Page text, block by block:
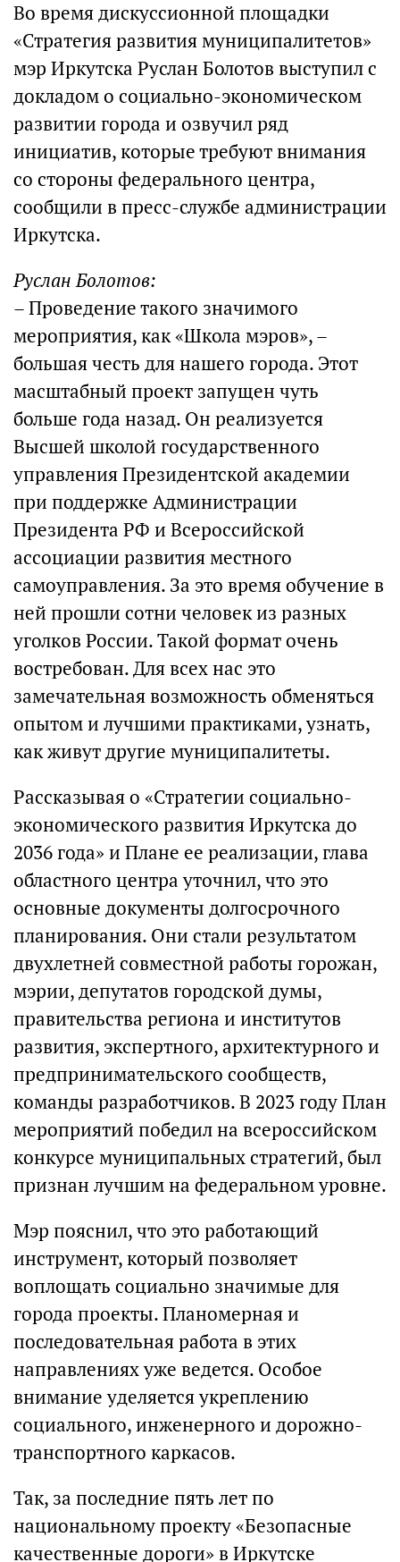
Во время дискуссионной площадки
«Стратегия развития муниципалитетов»
мэр Иркутска Руслан Болотов выступил с
докладом о социально-экономическом
развитии города и озвучил ряд
инициатив, которые требуют внимания
со стороны федерального центра,
сообщили в пресс-службе администрации
Иркутска.
Руслан Болотов:
– Проведение такого значимого
мероприятия, как «Школа мэров», –
большая честь для нашего города. Этот
масштабный проект запущен чуть
больше года назад. Он реализуется
Высшей школой государственного
управления Президентской академии
при поддержке Администрации
Президента РФ и Всероссийской
ассоциации развития местного
самоуправления. За это время обучение в
ней прошли сотни человек из разных
уголков России. Такой формат очень
востребован. Для всех нас это
замечательная возможность обменяться
опытом и лучшими практиками, узнать,
как живут другие муниципалитеты.
Рассказывая о «Стратегии социально-
экономического развития Иркутска до
2036 года» и Плане ее реализации, глава
областного центра уточнил, что это
основные документы долгосрочного
планирования. Они стали результатом
двухлетней совместной работы горожан,
мэрии, депутатов городской думы,
правительства региона и институтов
развития, экспертного, архитектурного и
предпринимательского сообществ,
команды разработчиков. В 2023 году План
мероприятий победил на всероссийском
конкурсе муниципальных стратегий, был
признан лучшим на федеральном уровне.
Мэр пояснил, что это работающий
инструмент, который позволяет
воплощать социально значимые для
города проекты. Планомерная и
последовательная работа в этих
направлениях уже ведется. Особое
внимание уделяется укреплению
социального, инженерного и дорожно-
транспортного каркасов.
Так, за последние пять лет по
национальному проекту «Безопасные
качественные дороги» в Иркутске